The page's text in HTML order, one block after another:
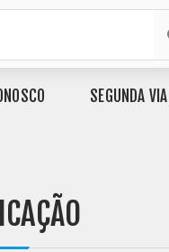
SEGUNDA